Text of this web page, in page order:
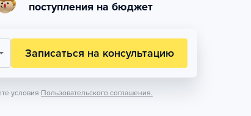
поступления на бюджет
Записаться на консультацию
условия Пользовательского соглашения.